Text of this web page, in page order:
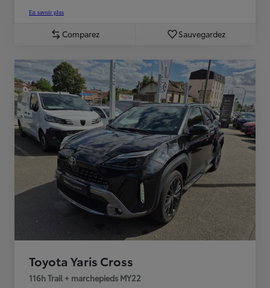
En savoir plus
Comparez Sauvegardez
Toyota Yaris Cross
116h Trail + marchepieds MY22